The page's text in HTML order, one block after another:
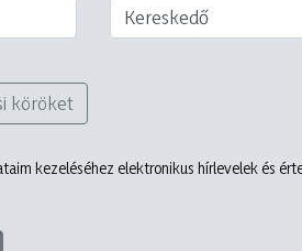
Kereskedő
köröket
kezeléséhez elektronikus hírlevelek és